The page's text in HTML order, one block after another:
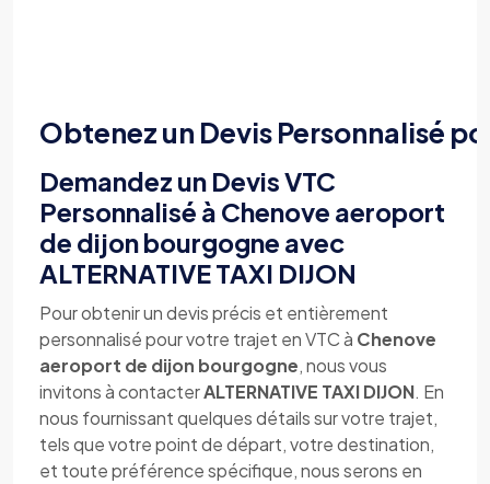
Obtenez un Devis Personnalisé
Demandez un Devis VTC
Personnalisé à Chenove aeroport
de dijon bourgogne avec
ALTERNATIVE TAXI DIJON
Pour obtenir un devis précis et entièrement
personnalisé pour votre trajet en VTC à Chenove
aeroport de dijon bourgogne, nous vous
invitons à contacterALTERNATIVE TAXI DIJON. En
nous fournissant quelques détails sur votre trajet,
tels que votre point de départ, votre destination,
et toute préférence spécifique, nous serons en